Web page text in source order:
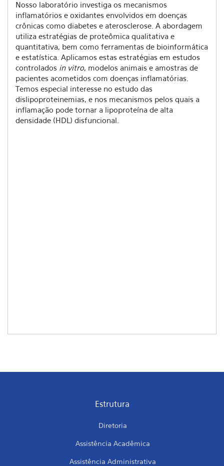
Nosso laboratório investiga os mecanismos
inflamatórios e oxidantes envolvidos em doenças
crônicas como diabetes e aterosclerose. A abordagem
utiliza estratégias de proteômica qualitativa e
quantitativa, bem como ferramentas de bioinformática
e estatística. Aplicamos estas estratégias em estudos
controlados in vitro, modelos animais e amostras de
pacientes acometidos com doenças inflamatórias.
Temos especial interesse no estudo das
dislipoproteinemias, e nos mecanismos pelos quais a
inflamação pode tornar a lipoproteína de alta
densidade (HDL) disfuncional.
Estrutura
Diretoria
Assistência Acadêmica
Assistência Administrativa